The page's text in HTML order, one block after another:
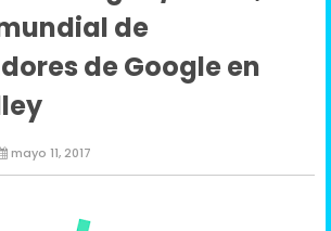
de
de Google en
mayo 11, 2017